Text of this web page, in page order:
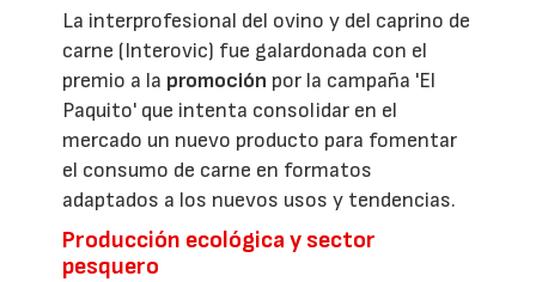
La interprofesional del ovino y del caprino de
carne (Interovic) fue galardonada con el
premio a la promoción por la campaña 'El
Paquito' que intenta consolidar en el
mercado un nuevo producto para fomentar
el consumo de carne en formatos
adaptados a los nuevos usos y tendencias.
Producción ecológica y sector
pesquero